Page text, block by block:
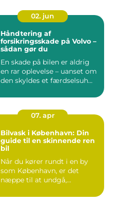
02. jun
Håndtering af
forsikringsskade på Volvo –
sådan gør du
En skade på bilen er aldrig
en rar oplevelse – uanset om
den skyldes et færdselsuh...
07. apr
Bilvask i København: Din
guide til en skinnende ren
bil
Når du kører rundt i en by
som København, er det
næppe til at undgå,...